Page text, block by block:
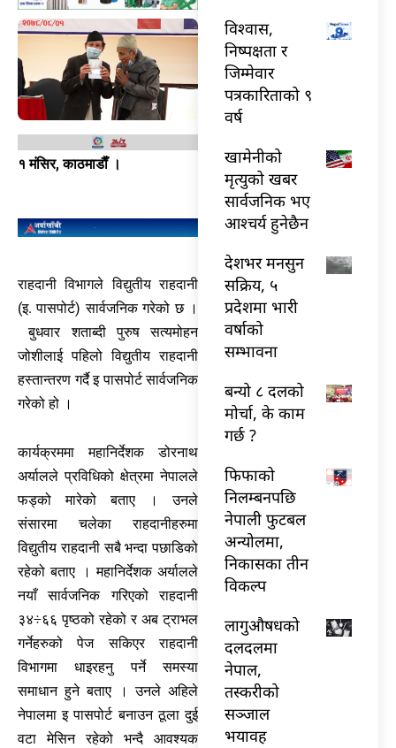
१ मंसिर, काठमाडाैँ ।
राहदानी विभागले विद्युतीय राहदानी
(इ. पासपोर्ट) सार्वजनिक गरेको छ ।
बुधवार शताब्दी पुरुष सत्यमोहन
जोशीलाई पहिलो विद्युतीय राहदानी
हस्तान्तरण गर्दै इ पासपोर्ट सार्वजनिक
गरेको हो ।
कार्यक्रममा महानिर्देशक डोरनाथ
अर्यालले प्रविधिको क्षेत्रमा नेपालले
फड्को मारेको बताए । उनले
संसारमा चलेका राहदानीहरुमा
विद्युतीय राहदानी सबै भन्दा पछाडिको
रहेको बताए । महानिर्देशक अर्यालले
नयाँ सार्वजनिक गरिएको राहदानी
३४÷६६ पृष्ठको रहेको र अब ट्राभल
गर्नेहरुको पेज सकिएर राहदानी
विभागमा धाइरहनु पर्ने समस्या
समाधान हुने बताए । उनले अहिले
नेपालमा इ पासपोर्ट बनाउन ठूला दुई
वटा मेसिन रहेको भन्दै आवश्यक
विश्वास,
निष्पक्षता र
जिम्मेवार
पत्रकारिताको ९
वर्ष
खामेनीको
मृत्युको खबर
सार्वजनिक भए
आश्चर्य हुनेछैन
देशभर मनसुन
सक्रिय, ५
प्रदेशमा भारी
वर्षाको
सम्भावना
बन्यो ८ दलको
मोर्चा, के काम
गर्छ ?
फिफाको
निलम्बनपछि
नेपाली फुटबल
अन्योलमा,
निकासका तीन
विकल्प
लागुऔषधको
दलदलमा
नेपाल,
तस्करीको
सञ्जाल
भयावह